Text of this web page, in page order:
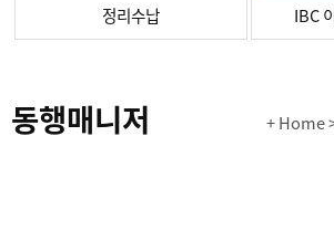
정리수납 IBC
동행매니저 + Home